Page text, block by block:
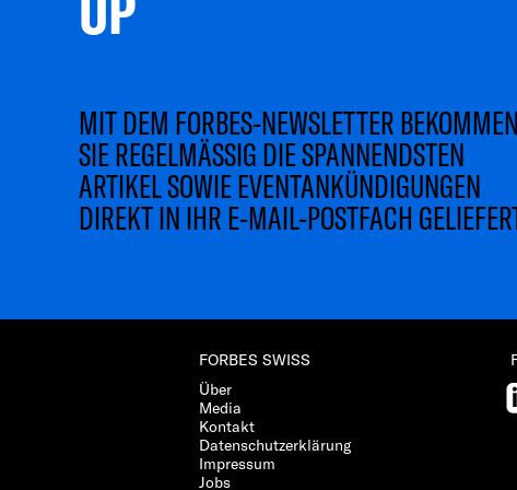
MIT DEM FORBES-NEWSLETTER BEKOMMEN
SIE REGELMÄSSIG DIE SPANNENDSTEN
ARTIKEL SOWIE EVENTANKÜNDIGUNGEN
DIREKT IN IHR E-MAIL-POSTFACH
FORBES SWISS
Über
Media
Kontakt
Datenschutzerklärung
Impressum
Jobs